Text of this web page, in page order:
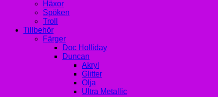
Häxor
Spöken
Troll
Tillbehör
Färger
Doc Holliday
Duncan
Akryl
Glitter
Olja
Ultra Metallic